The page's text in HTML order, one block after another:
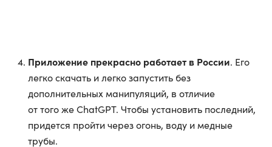
Приложение прекрасно работает в России. Его
легко скачать и легко запустить без
дополнительных манипуляций, в отличие
от того же ChatGPT. Чтобы установить последний,
придется пройти через огонь, воду и медные
трубы.